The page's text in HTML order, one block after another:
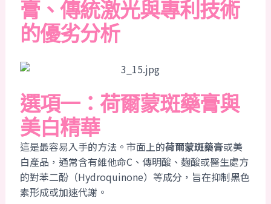
膏、傳統激光與專利技術
的優劣分析
選項一：荷爾蒙斑藥膏與
美白精華
這是最容易入手的方法。市面上的荷爾蒙斑藥膏或美
白產品，通常含有維他命C、傳明酸、麴酸或醫生處方
的對苯二酚（Hydroquinone）等成分，旨在抑制黑色
素形成或加速代謝。